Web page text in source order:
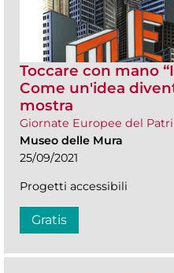
Toccare con mano
Come un'idea
mostra
Giornate Europee del
Museo delle Mura
25/09/2021
Progetti accessibili
Gratis